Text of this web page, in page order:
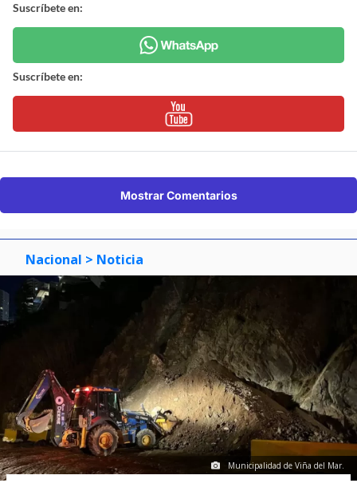
Suscríbete en:
Suscríbete en:
Mostrar Comentarios
Nacional > Noticia
Municipalidad de Viña del Mar.